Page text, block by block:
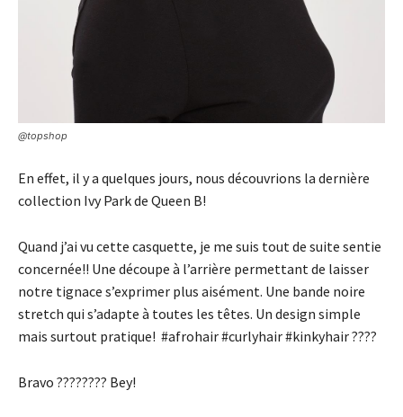
@topshop
En effet, il y a quelques jours, nous découvrions la dernière
collection Ivy Park de Queen B!
Quand j’ai vu cette casquette, je me suis tout de suite sentie
concernée!! Une découpe à l’arrière permettant de laisser
notre tignace s’exprimer plus aisément. Une bande noire
stretch qui s’adapte à toutes les têtes. Un design simple
mais surtout pratique! #afrohair #curlyhair #kinkyhair ????
Bravo ???????? Bey!